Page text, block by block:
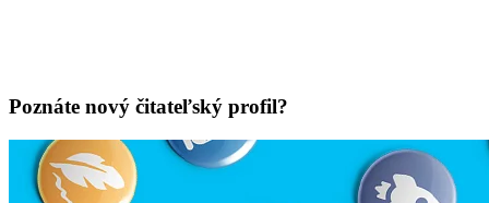
Poznáte nový čitateľský profil?